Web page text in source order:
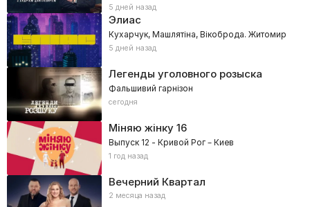
5 дней назад
Элиас
Кухарчук, Машлятіна, Вікоброда. Житомир
5 дней назад
Легенды уголовного розыска
Фальшивий гарнізон
сегодня
Міняю жінку16
Выпуск 12 - Кривой Рог – Киев
1 год назад
Вечерний Квартал
2 месяца назад